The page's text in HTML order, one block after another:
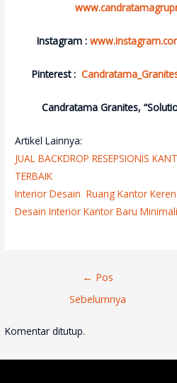
Instagram :
Pinterest :
Candratama Granites,
Artikel Lainnya:
JUAL BACKDROP RESEPSIONIS
TERBAIK
InteriorDesain Ruang Kantor
Desain Interior Kantor Baru
Navigasi
Pos
← Pos
Sebelumnya
Komentar ditutup.